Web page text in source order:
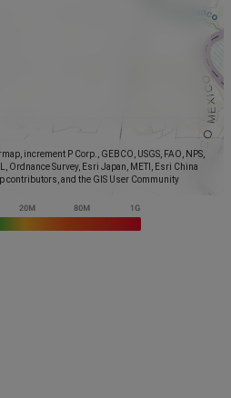
increment P Corp., GEBCO, USGS, FAO, NPS,
Ordnance Survey, Esri Japan, METI, Esri China
contributors, and the GIS User Community